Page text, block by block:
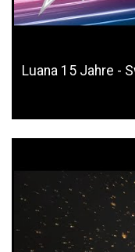
Luana 15 Jahre -